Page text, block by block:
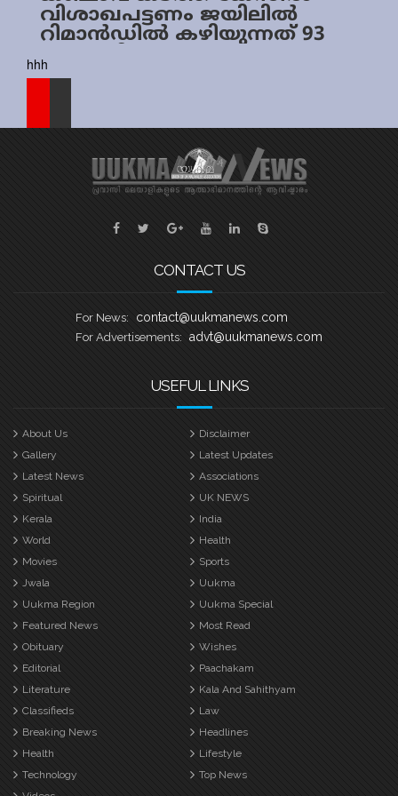
Sports
Jwala
Law
വിശാഖപട്ടണം ജയിലിൽ
റിമാൻഡിൽ കഴിയുന്നത് 93
മലയാളികൾ
hhh
CONTACT US
For News: contact@uukmanews.com
For Advertisements: advt@uukmanews.com
USEFUL LINKS
About Us
Disclaimer
Gallery
Latest Updates
Latest News
Associations
Spiritual
UK NEWS
Kerala
India
World
Health
Movies
Sports
Jwala
Uukma
Uukma Region
Uukma Special
Featured News
Most Read
Obituary
Wishes
Editorial
Paachakam
Literature
Kala And Sahithyam
Classifieds
Law
Breaking News
Headlines
Health
Lifestyle
Technology
Top News